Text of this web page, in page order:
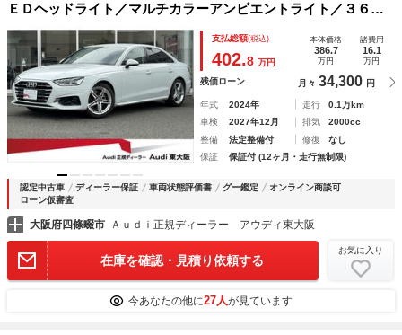
ＥＤヘッドライト／マルチカラーアンビエントライト／３６０
度カメラ／パークアシスト／スマートフォンワイヤレスチャー
ジング／コンフォートＰＫＧ／シートヒーター／電動シート／
ＡＣＣ／認定中古車
支払総額(税込)
402.8 万円
本体価格
386.7
万円
諸費用
16.1
万円
残価ローン 月々 34,300 円
年式 2024年 走行
0.1万km
車検
2027年12月 排気
2000cc
整備
法定整備付 修復
なし
保証
保証付 (12ヶ月・走行無制限)
認定中古車 ディーラー保証 車両状態評価書 グー鑑定
オンライン商談可
ローン仮審査
大阪府四條畷市 Ａｕｄｉ正規ディーラー アウディ東大阪
在庫を確認・見積り依頼する
お気に入り
今あなたの他に27人が見ています